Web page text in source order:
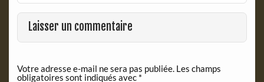
o
o
k
F
r
e
d
Laisser un commentaire
Votre adresse e-mail ne sera pas publiée. Les champs
obligatoires sont indiqués avec *